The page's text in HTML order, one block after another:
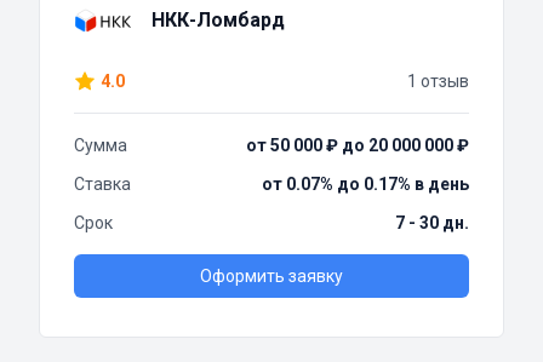
НКК-Ломбард
4.0 1 отзыв
Сумма
от 50 000 ₽ до 20 000 000 ₽
Ставка
от 0.07% до 0.17% в день
Срок
7 - 30 дн.
Оформить заявку